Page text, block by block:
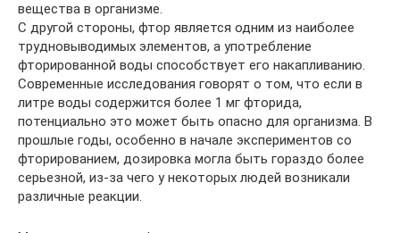
вещества в организме.
С другой стороны, фтор является одним из наиболее
трудновыводимых элементов, а употребление
фторированной воды способствует его накапливанию.
Современные исследования говорят о том, что если в
литре воды содержится более 1 мг фторида,
потенциально это может быть опасно для организма. В
прошлые годы, особенно в начале экспериментов со
фторированием, дозировка могла быть гораздо более
серьезной, из-за чего у некоторых людей возникали
различные реакции.